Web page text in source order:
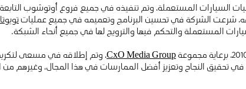
السيارات المستعملة، وتم تنفيذه في جميع فروع أوتوشوب
شرعت الشركة في تحسين البرنامج وتعميمه في جميع عمليات
CxO Media Group، وتم إطلاقه في مسعى
في تحقيق النجاح وتعزيز أفضل الممارسات في هذا المجال، وغيرهم